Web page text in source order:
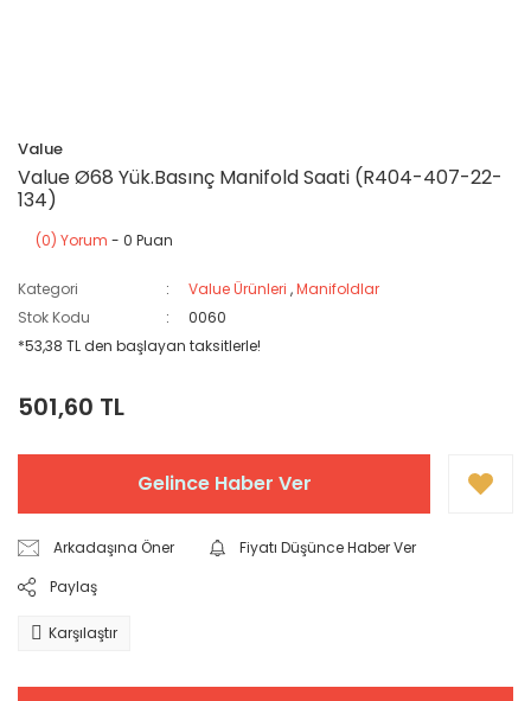
Value
Value Ø68 Yük.Basınç Manifold Saati (R404-407-22-
134)
(0) Yorum - 0 Puan
Kategori Value Ürünleri ,Manifoldlar
Stok Kodu
0060
*53,38 TL den başlayan taksitlerle!
501,60 TL
Gelince Haber Ver
Arkadaşına Öner
Fiyatı Düşünce Haber Ver
Paylaş
Karşılaştır